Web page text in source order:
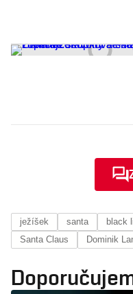
ježíšek santa black
Santa Claus
Dominik